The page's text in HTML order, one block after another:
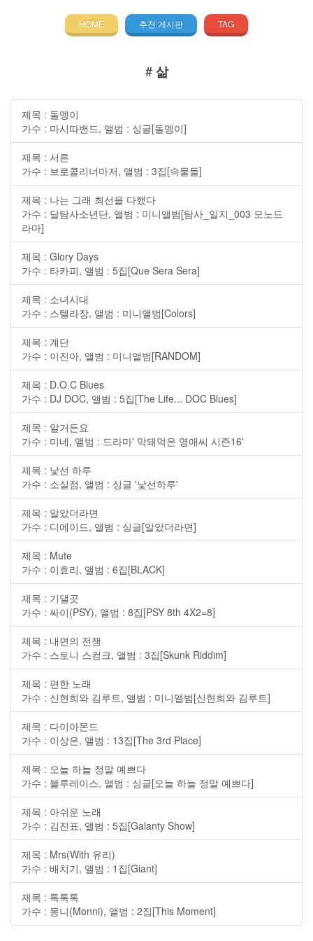
HOME 추천 게시판 TAG
#삶
제목 : 돌멩이
가수 : 마시따밴드, 앨범 : 싱글[돌멩이]
제목 : 서른
가수 : 브로콜리너마저, 앨범 : 3집[속물들]
제목 : 나는 그래 최선을 다했다
가수 : 달탐사소년단, 앨범 : 미니앨범[탐사_일지_003 모노드
라마]
제목 : Glory Days
가수 : 타카피, 앨범 : 5집[Que Sera Sera]
제목 : 소녀시대
가수 : 스텔라장, 앨범 : 미니앨범[Colors]
제목 : 계단
가수 : 이진아, 앨범 : 미니앨범[RANDOM]
제목 : D.O.C Blues
가수 : DJ DOC, 앨범 : 5집[The Life... DOC Blues]
제목 : 알거든요
가수 : 미네, 앨범 : 드라마' 막돼먹은 영애씨 시즌16'
제목 : 낯선 하루
가수 : 소실점, 앨범 : 싱글 '낯선하루'
제목 : 알았더라면
가수 : 디에이드, 앨범 : 싱글[알았더라면]
제목 : Mute
가수 : 이효리, 앨범 : 6집[BLACK]
제목 : 기댈곳
가수 : 싸이(PSY), 앨범 : 8집[PSY 8th 4X2=8]
제목 : 내면의 전쟁
가수 : 스토니 스컹크, 앨범 : 3집[Skunk Riddim]
제목 : 편한 노래
가수 : 신현희와 김루트, 앨범 : 미니앨범[신현희와 김루트]
제목 : 다이아몬드
가수 : 이상은, 앨범 : 13집[The 3rd Place]
제목 : 오늘 하늘 정말 예쁘다
가수 : 블루레이스, 앨범 : 싱글[오늘 하늘 정말 예쁘다]
제목 : 아쉬운 노래
가수 : 김진표, 앨범 : 5집[Galanty Show]
제목 : Mrs(With 유리)
가수 : 배치기, 앨범 : 1집[Giant]
제목 : 톡톡톡
가수 : 몽니(Monni), 앨범 : 2집[This Moment]